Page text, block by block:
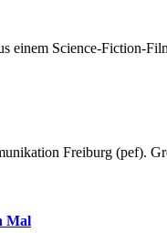
Science-Fiction-
Freiburg (pef).
Mal